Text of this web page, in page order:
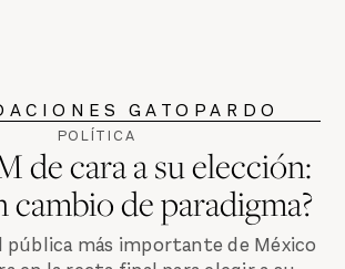
GATOPARDO
POLÍTICA
de cara a su elección:
cambio de paradigma?
pública más importante de México